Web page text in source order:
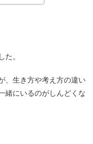
た。
、生き方や考え方の違い
緒にいるのがしんどくな